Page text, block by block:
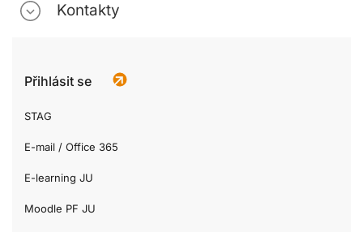
Kontakty
Přihlásit se
STAG
E-mail / Office 365
E-learning JU
Moodle PF JU